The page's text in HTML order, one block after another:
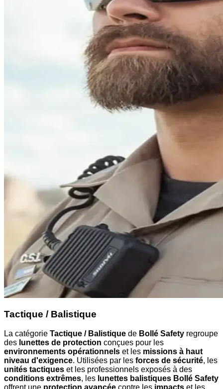
Tactique / Balistique
La catégorie Tactique / Balistique de Bollé Safety regroupe
des lunettes de protection conçues pour les
environnements opérationnels et les missions à haut
niveau d'exigence. Utilisées par les forces de sécurité, les
unités tactiques et les professionnels exposés à des
conditions extrêmes, les lunettes balistiques Bollé Safety